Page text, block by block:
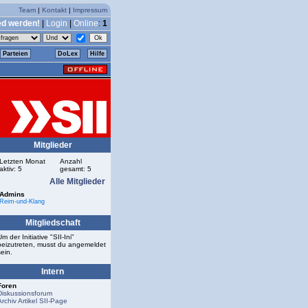
Team | Kontakt | Impressum
werden! Login Online: 1
Parteien DoLex Hilfe
Mitglieder
Letzten Monat
aktiv: 5
Anzahl
gesamt: 5
Alle Mitglieder
Admins
Reim-und-Klang
Mitgliedschaft
der Initiative "SII-Ini"
musst du angemeldet
Intern
Artikel SII-Page